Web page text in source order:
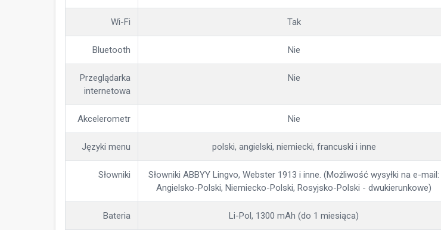
Wi-Fi Tak
Bluetooth Nie
Przeglądarka
internetowa
Nie
Akcelerometr Nie
Języki menu polski, angielski, niemiecki, francuski i inne
Słowniki
Słowniki ABBYY Lingvo, Webster 1913 i inne. (Możliwość wysyłki na e-mail:
Angielsko-Polski, Niemiecko-Polski, Rosyjsko-Polski - dwukierunkowe)
Bateria Li-Pol, 1300 mAh (do 1 miesiąca)